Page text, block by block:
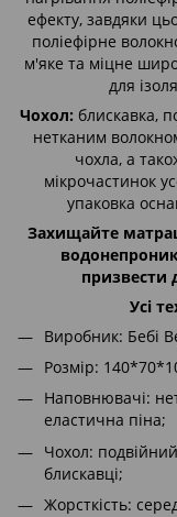
ефекту, завдяки
поліефірне
м'яке та міцне
для
Чохол: блискавка,
нетканим
чохла, а
мікрочастинок
упаковка
Захищайте
призвести
Усі
Виробник: Бебі
Розмір:
Наповнювачі:
еластична піна;
Чохол:
блискавці;
Жорсткість: